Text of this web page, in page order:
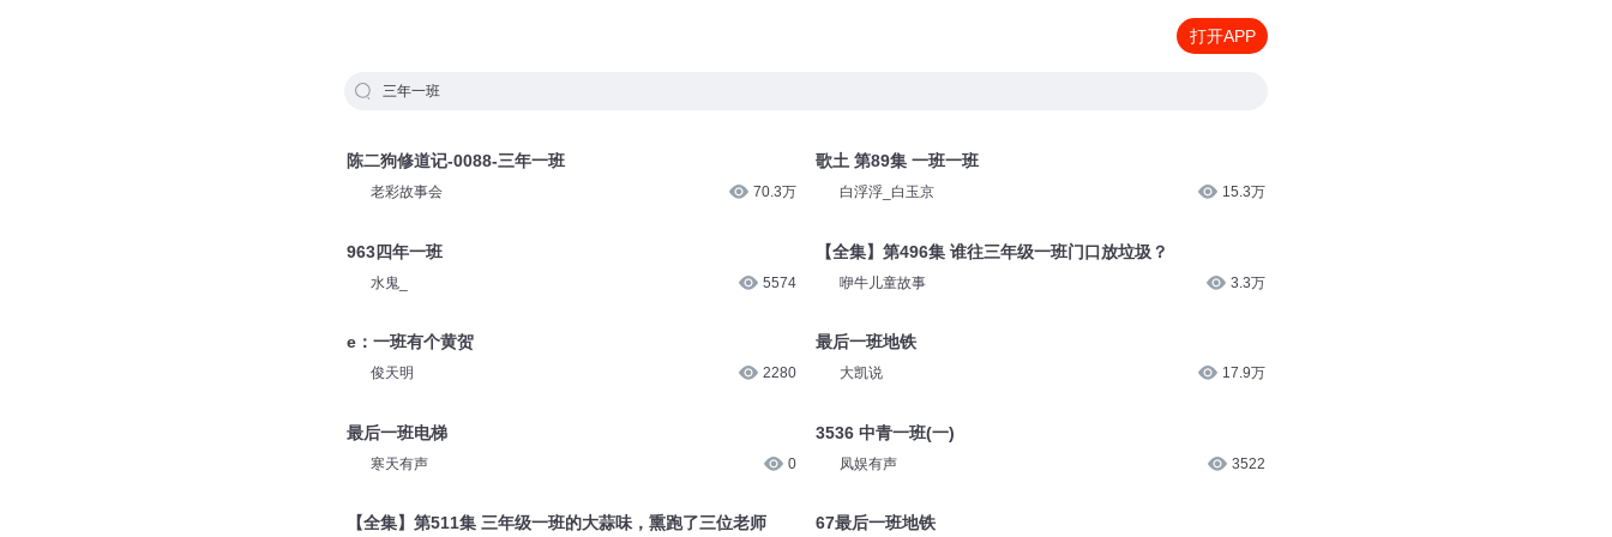
打开APP
三年一班
陈二狗修道记-0088-三年一班
老彩故事会 70.3万
963四年一班
水鬼_ 5574
e：一班有个黄贺
俊天明 2280
最后一班电梯
寒天有声 0
【全集】第511集 三年级一班的大蒜味，熏跑了三位老师
歌土 第89集 一班一班
白浮浮_白玉京 15.3万
【全集】第496集 谁往三年级一班门口放垃圾？
咿牛儿童故事 3.3万
最后一班地铁
大凯说 17.9万
3536 中青一班(一)
凤娱有声 3522
67最后一班地铁